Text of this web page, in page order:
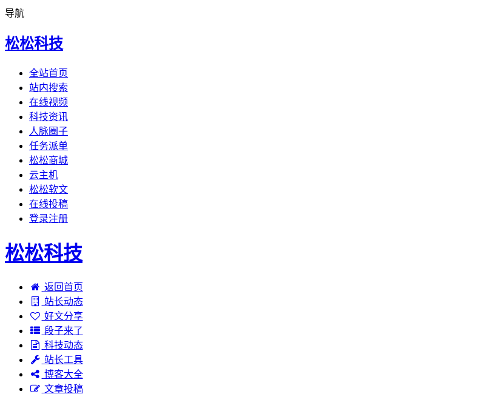
导航
松松科技
全站首页
站内搜索
在线视频
科技资讯
人脉圈子
任务派单
松松商城
云主机
松松软文
在线投稿
登录注册
松松科技
返回首页
站长动态
好文分享
段子来了
科技动态
站长工具
博客大全
文章投稿